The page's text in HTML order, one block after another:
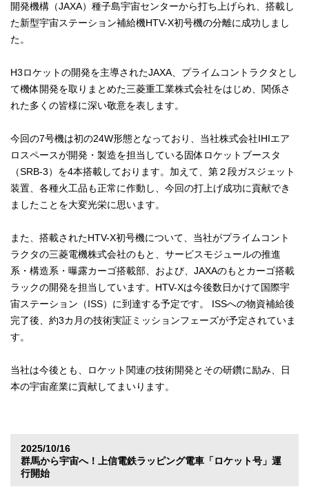
開発機構（JAXA）種子島宇宙センターから打ち上げられ、搭載し
た新型宇宙ステーション補給機HTV-X初号機の分離に成功しまし
た。
H3ロケットの開発を主導されたJAXA、プライムコントラクタとし
て機体開発を取りまとめた三菱重工業株式会社をはじめ、関係さ
れた多くの皆様に深い敬意を表します。
今回の7号機は初の24W形態となっており、当社株式会社IHIエア
ロスペースが開発・製造を担当している固体ロケットブースタ
（SRB-3）を4本搭載しております。加えて、第２段ガスジェット
装置、各種火工品も正常に作動し、今回の打上げ成功に貢献でき
ましたことを大変光栄に思います。
また、搭載されたHTV-X初号機について、当社がプライムコント
ラクタの三菱電機株式会社のもと、サービスモジュールの推進
系・構造系・曝露カーゴ搭載部、および、JAXAのもとカーゴ搭載
ラックの開発を担当しています。HTV-Xは今後数日かけて国際宇
宙ステーション（ISS）に到達する予定です。 ISSへの物資補給後
完了後、約3カ月の技術実証ミッションフェーズが予定されていま
す。
当社は今後とも、ロケット関連の技術開発とその研鑽に励み、日
本の宇宙産業に貢献してまいります。
2025/10/16
群馬から宇宙へ！上信電鉄ラッピング電車「ロケット号」運
行開始